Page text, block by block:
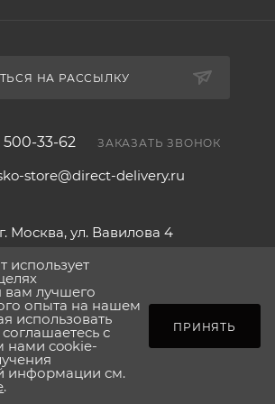
ПОД ЗАКАЗ
дверцы работают бесшумно, а
безопасность ваших
для любой кухни: он сочетает в
вид, высокую
и энергоэффективность,
и сохранность вашей еды на
НА РАССЫЛКУ
500-33-62 ЗАКАЗАТЬ ЗВОНОК
store@direct-delivery.ru
г. Москва, ул. Вавилова 4
Сделано в direct-delivery.ru
использует
вам лучшего
опыта на нашем
использовать
с
нами cookie-
информации см.
.
ПРИНЯТЬ